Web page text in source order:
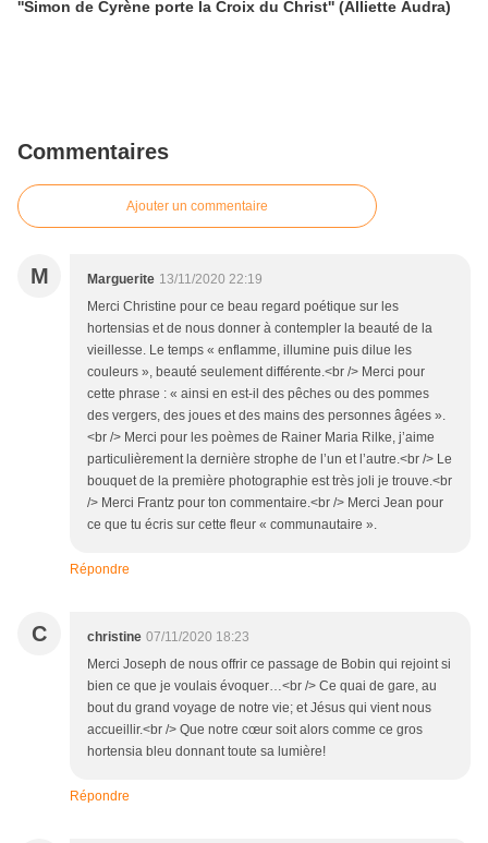
''Simon de Cyrène porte la Croix du Christ'' (Alliette Audra)
Commentaires
Ajouter un commentaire
M Marguerite 13/11/2020 22:19
Merci Christine pour ce beau regard poétique sur les
hortensias et de nous donner à contempler la beauté de la
vieillesse. Le temps « enflamme, illumine puis dilue les
couleurs », beauté seulement différente.<br /> Merci pour
cette phrase : « ainsi en est-il des pêches ou des pommes
des vergers, des joues et des mains des personnes âgées ».
<br /> Merci pour les poèmes de Rainer Maria Rilke, j’aime
particulièrement la dernière strophe de l’un et l’autre.<br /> Le
bouquet de la première photographie est très joli je trouve.<br
/> Merci Frantz pour ton commentaire.<br /> Merci Jean pour
ce que tu écris sur cette fleur « communautaire ».
Répondre
C christine 07/11/2020 18:23
Merci Joseph de nous offrir ce passage de Bobin qui rejoint si
bien ce que je voulais évoquer…<br /> Ce quai de gare, au
bout du grand voyage de notre vie; et Jésus qui vient nous
accueillir.<br /> Que notre cœur soit alors comme ce gros
hortensia bleu donnant toute sa lumière!
Répondre